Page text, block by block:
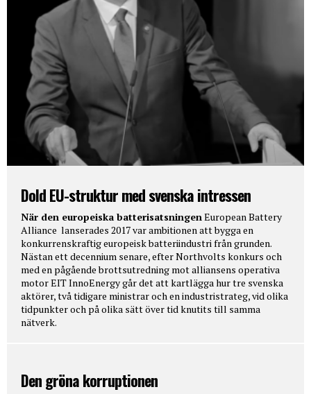
Dold EU-struktur med svenska intressen
När den europeiska batterisatsningenEuropean Battery
Alliance lanserades 2017 var ambitionen att bygga en
konkurrenskraftig europeisk batteriindustri från grunden.
Nästan ett decennium senare, efter Northvolts konkurs och
med en pågående brottsutredning mot alliansens operativa
motor EIT InnoEnergy går det att kartlägga hur tre svenska
aktörer, två tidigare ministrar och en industristrateg, vid olika
tidpunkter och på olika sätt över tid knutits till samma
nätverk.
Den gröna korruptionen